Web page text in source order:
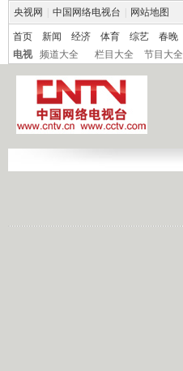
央视网 中国网络电视台 网站地图
首页 新闻 经济 体育 综艺 春晚
电视
频道大全 栏目大全 节目大全